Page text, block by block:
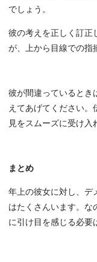
でしょう。
彼の考えを正しく訂正
が、上から目線での指
彼が間違っているとき
えてあげてください。
見をスムーズに受け入
まとめ
年上の彼女に対し、デ
はたくさんいます。な
に引け目を感じる必要